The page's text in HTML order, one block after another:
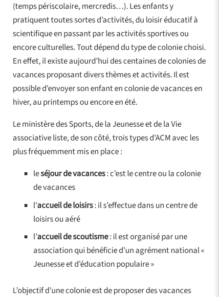
(temps périscolaire, mercredis…). Les enfants y
pratiquent toutes sortes d’activités, du loisir éducatif à
scientifique en passant par les activités sportives ou
encore culturelles. Tout dépend du type de colonie choisi.
En effet, il existe aujourd’hui des centaines de colonies de
vacances proposant divers thèmes et activités. Il est
possible d’envoyer son enfant en colonie de vacances en
hiver, au printemps ou encore en été.
Le ministère des Sports, de la Jeunesse et de la Vie
associative liste, de son côté, trois types d’ACM avec les
plus fréquemment mis en place :
leséjour de vacances: c’est le centre ou la colonie
de vacances
l’accueil de loisirs: il s’effectue dans un centre de
loisirs ou aéré
l’accueil de scoutisme: il est organisé par une
association qui bénéficie d’un agrément national «
Jeunesse et d’éducation populaire »
L’objectif d’une colonie est de proposer des vacances